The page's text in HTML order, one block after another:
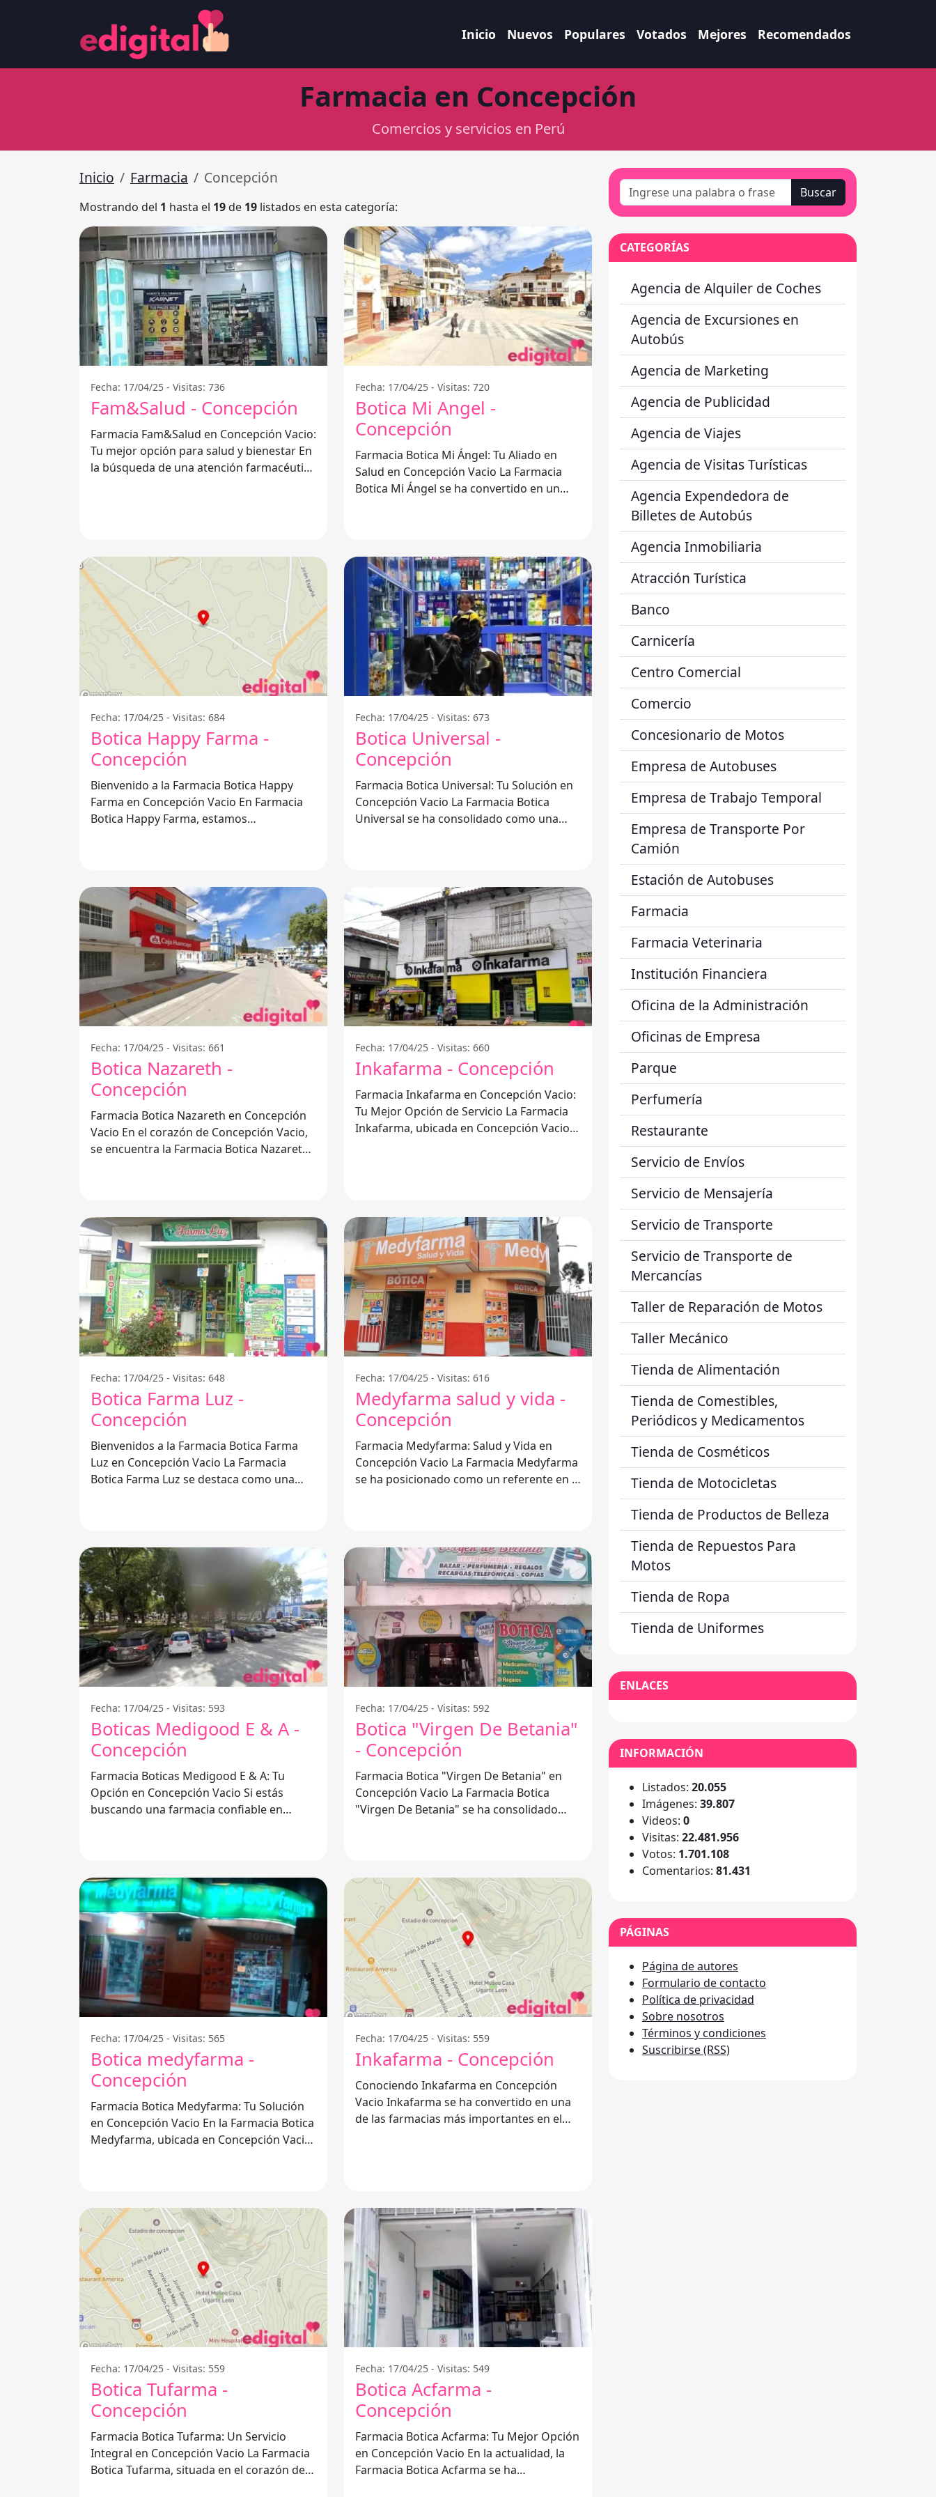
Inicio Nuevos Populares Votados Mejores Recomendados
Farmacia en Concepción
Comercios y servicios en Perú
Inicio Farmacia Concepción
Mostrando del 1 hasta el 19de 19 listados en esta categoría:
Fecha: 17/04/25 - Visitas: 736
Fam&Salud - Concepción
Farmacia Fam&Salud en Concepción Vacio:
Tu mejor opción para salud y bienestar En
la búsqueda de una atención farmacéutica
Fecha: 17/04/25 - Visitas: 720
Botica Mi Angel -
Concepción
Farmacia Botica Mi Ángel: Tu Aliado en
Salud en Concepción Vacio La Farmacia
Botica Mi Ángel se ha convertido en un
Fecha: 17/04/25 - Visitas: 684
Botica Happy Farma -
Concepción
Bienvenido a la Farmacia Botica Happy
Farma en Concepción Vacio En Farmacia
Botica Happy Farma, estamos
Fecha: 17/04/25 - Visitas: 673
Botica Universal -
Concepción
Farmacia Botica Universal: Tu Solución en
Concepción Vacio La Farmacia Botica
Universal se ha consolidado como una
Fecha: 17/04/25 - Visitas: 661
Botica Nazareth -
Concepción
Farmacia Botica Nazareth en Concepción
Vacio En el corazón de Concepción Vacio,
se encuentra la Farmacia Botica Nazareth,
Fecha: 17/04/25 - Visitas: 660
Inkafarma - Concepción
Farmacia Inkafarma en Concepción Vacio:
Tu Mejor Opción de Servicio La Farmacia
Inkafarma, ubicada en Concepción Vacio,
Fecha: 17/04/25 - Visitas: 648
Botica Farma Luz -
Concepción
Bienvenidos a la Farmacia Botica Farma
Luz en Concepción Vacio La Farmacia
Botica Farma Luz se destaca como una
Fecha: 17/04/25 - Visitas: 616
Medyfarma salud y vida -
Concepción
Farmacia Medyfarma: Salud y Vida en
Concepción Vacio La Farmacia Medyfarma
se ha posicionado como un referente en el
Fecha: 17/04/25 - Visitas: 593
Boticas Medigood E & A -
Concepción
Farmacia Boticas Medigood E & A: Tu
Opción en Concepción Vacio Si estás
buscando una farmacia confiable en
Fecha: 17/04/25 - Visitas: 592
Botica "Virgen De Betania"
- Concepción
Farmacia Botica "Virgen De Betania" en
Concepción Vacio La Farmacia Botica
"Virgen De Betania" se ha consolidado
Fecha: 17/04/25 - Visitas: 565
Botica medyfarma -
Concepción
Farmacia Botica Medyfarma: Tu Solución
en Concepción Vacio En la Farmacia Botica
Medyfarma, ubicada en Concepción Vacio,
Fecha: 17/04/25 - Visitas: 559
Inkafarma - Concepción
Conociendo Inkafarma en Concepción
Vacio Inkafarma se ha convertido en una
de las farmacias más importantes en el
Fecha: 17/04/25 - Visitas: 559
Botica Tufarma -
Concepción
Farmacia Botica Tufarma: Un Servicio
Integral en Concepción Vacio La Farmacia
Botica Tufarma, situada en el corazón de
Fecha: 17/04/25 - Visitas: 549
Botica Acfarma -
Concepción
Farmacia Botica Acfarma: Tu Mejor Opción
en Concepción Vacio En la actualidad, la
Farmacia Botica Acfarma se ha
Buscar
CATEGORÍAS
Agencia de Alquiler de Coches
Agencia de Excursiones en
Autobús
Agencia de Marketing
Agencia de Publicidad
Agencia de Viajes
Agencia de Visitas Turísticas
Agencia Expendedora de
Billetes de Autobús
Agencia Inmobiliaria
Atracción Turística
Banco
Carnicería
Centro Comercial
Comercio
Concesionario de Motos
Empresa de Autobuses
Empresa de Trabajo Temporal
Empresa de Transporte Por
Camión
Estación de Autobuses
Farmacia
Farmacia Veterinaria
Institución Financiera
Oficina de la Administración
Oficinas de Empresa
Parque
Perfumería
Restaurante
Servicio de Envíos
Servicio de Mensajería
Servicio de Transporte
Servicio de Transporte de
Mercancías
Taller de Reparación de Motos
Taller Mecánico
Tienda de Alimentación
Tienda de Comestibles,
Periódicos y Medicamentos
Tienda de Cosméticos
Tienda de Motocicletas
Tienda de Productos de Belleza
Tienda de Repuestos Para
Motos
Tienda de Ropa
Tienda de Uniformes
ENLACES
INFORMACIÓN
Listados: 20.055
Imágenes: 39.807
Videos: 0
Visitas: 22.481.956
Votos: 1.701.108
Comentarios: 81.431
PÁGINAS
Página de autores
Formulario de contacto
Política de privacidad
Sobre nosotros
Términos y condiciones
Suscribirse (RSS)